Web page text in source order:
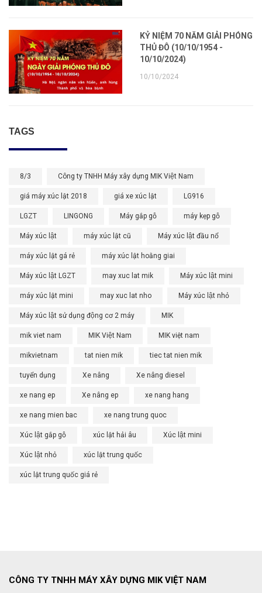
KỶ NIỆM 70 NĂM GIẢI PHÓNG
THỦ ĐÔ (10/10/1954 -
10/10/2024)
10/10/2024
TAGS
8/3 Công ty TNHH Máy xây dựng MIK Việt Nam
giá máy xúc lật 2018 giá xe xúc lật LG916
LGZT LINGONG Máy gắp gỗ máy kẹp gỗ
Máy xúc lật máy xúc lật cũ Máy xúc lật đầu nổ
máy xúc lật gá rẻ máy xúc lật hoằng giai
Máy xúc lật LGZT may xuc lat mik Máy xúc lật mini
máy xúc lật mini may xuc lat nho Máy xúc lật nhỏ
Máy xúc lật sử dụng động cơ 2 máy MIK
mik viet nam MIK Việt Nam MIK việt nam
mikvietnam tat nien mik tiec tat nien mik
tuyển dụng Xe nâng Xe nâng diesel
xe nang ep Xe nâng ep xe nang hang
xe nang mien bac xe nang trung quoc
Xúc lật gắp gỗ xúc lật hải âu Xúc lật mini
Xúc lật nhỏ xúc lật trung quốc
xúc lật trung quốc giá rẻ
CÔNG TY TNHH MÁY XÂY DỰNG MIK VIỆT NAM